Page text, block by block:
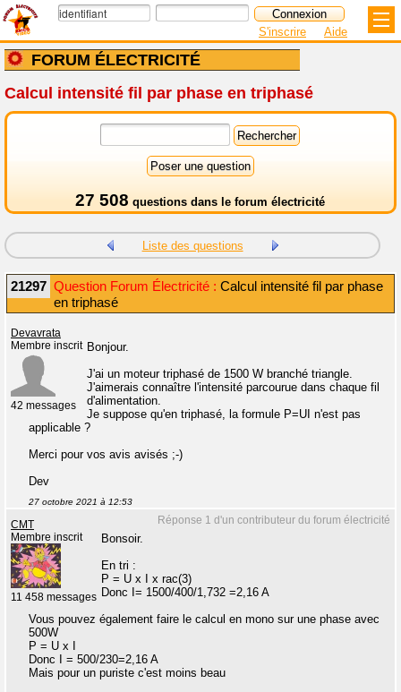
FORUM ÉLECTRICITÉ
S'inscrire Aide
Calcul intensité fil par phase en triphasé
27 508 questions dans le forum électricité
Liste des questions
21297 Question Forum Électricité : Calcul intensité fil par phase
en triphasé
Devavrata
Membre inscrit
42 messages
Bonjour.
J'ai un moteur triphasé de 1500 W branché triangle.
J'aimerais connaître l'intensité parcourue dans chaque fil
d'alimentation.
Je suppose qu'en triphasé, la formule P=UI n'est pas
applicable ?
Merci pour vos avis avisés ;-)
Dev
27 octobre 2021 à 12:53
Réponse 1 d'un contributeur du forum électricité
CMT
Membre inscrit
11 458 messages
Bonsoir.
En tri :
P = U x I x rac(3)
Donc I= 1500/400/1,732 =2,16 A
Vous pouvez également faire le calcul en mono sur une phase avec
500W
P = U x I
Donc I = 500/230=2,16 A
Mais pour un puriste c'est moins beau